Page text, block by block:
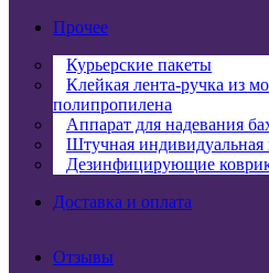
Прочее
Курьерские пакеты
Клейкая лента-ручка из
полипропилена
Аппарат для надевания
Штучная индивидуальная
Дезинфицирующие
Доставка и оплата
Отзывы